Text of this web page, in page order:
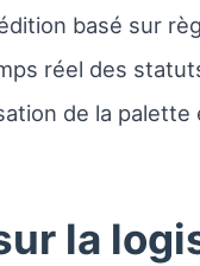
basé sur
réel des
de la
la